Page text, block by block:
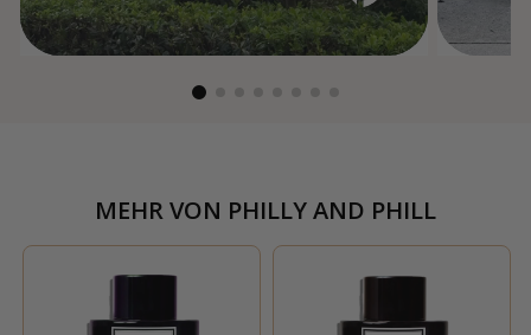
MEHR VON PHILLY AND PHILL